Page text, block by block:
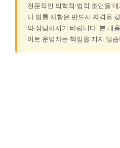
전문적인 의학적·법적 조언을
나 법률 사항은 반드시 자격을
와 상담하시기 바랍니다. 본 내
이트 운영자는 책임을 지지 않